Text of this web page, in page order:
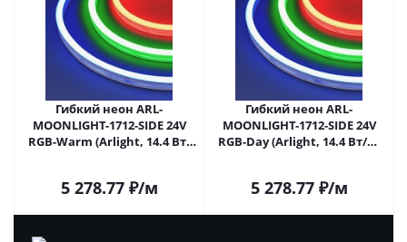
Гибкий неон ARL-
MOONLIGHT-1712-SIDE 24V
RGB-Warm (Arlight, 14.4 Вт/
5 278.77₽/м
Гибкий неон ARL-
MOONLIGHT-1712-SIDE 24V
RGB-Day (Arlight, 14.4 Вт/м,
5 278.77₽/м